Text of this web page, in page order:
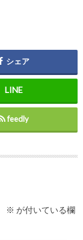
シェア
feedly
※ が付いている欄